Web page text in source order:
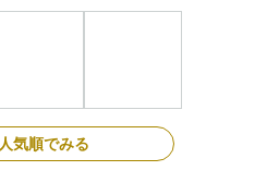
人気順でみる